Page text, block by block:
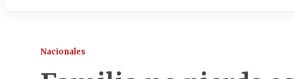
Nacionales